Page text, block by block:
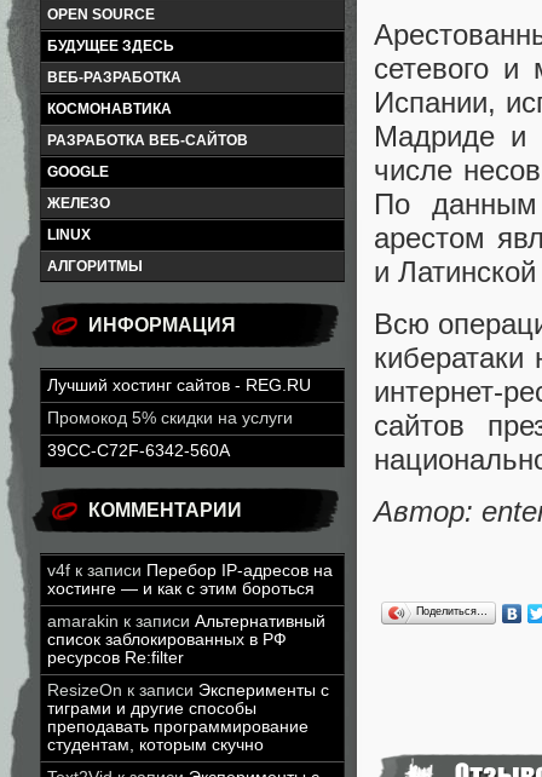
OPEN SOURCE
БУДУЩЕЕ ЗДЕСЬ
ВЕБ-РАЗРАБОТКА
КОСМОНАВТИКА
РАЗРАБОТКА ВЕБ-САЙТОВ
GOOGLE
ЖЕЛЕЗО
LINUX
АЛГОРИТМЫ
ИНФОРМАЦИЯ
Лучший хостинг сайтов - REG.RU
Промокод 5% скидки на услуги
39CC-C72F-6342-560A
КОММЕНТАРИИ
v4f к записи Перебор IP-адресов на
хостинге — и как с этим бороться
amarakin к записи Альтернативный
список заблокированных в РФ
ресурсов Re:filter
ResizeOn к записи Эксперименты с
тиграми и другие способы
преподавать программирование
студентам, которым скучно
сетевого
Испании,
Мадриде и
числе
По данным
арестом
и
Всю
интернет-
сайтов
Автор:
Поделиться…